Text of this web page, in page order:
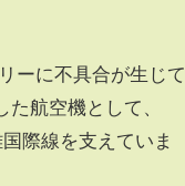
ーに不具合が生じて
航空機として、
際線を支えていま